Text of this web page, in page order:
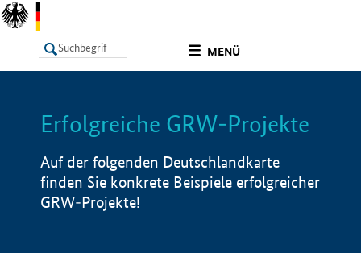
MENÜ
LISTE Info
Erfolgreiche GRW-Projekte
Auf der folgenden Deutschlandkarte
finden Sie konkrete Beispiele erfolgreicher
GRW-Projekte!